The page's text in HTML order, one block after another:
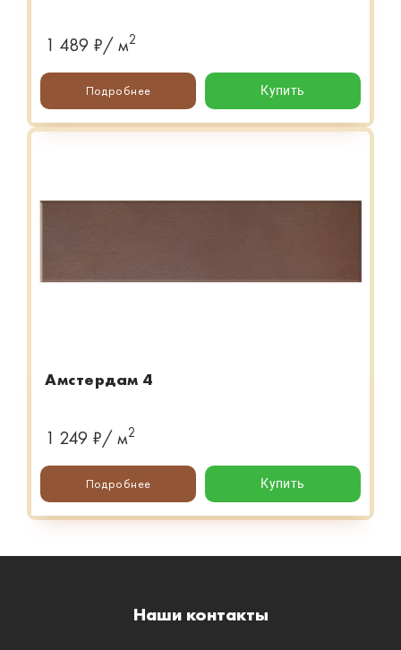
1 489 ₽/ м2
Подробнее Купить
Амстердам 4
1 249 ₽/ м2
Подробнее Купить
Наши контакты